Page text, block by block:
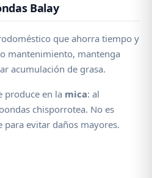
Balay
que ahorra tiempo y
mantenimiento, mantenga
acumulación de grasa.
produce en la mica: al
chisporrotea. No es
para evitar daños mayores.